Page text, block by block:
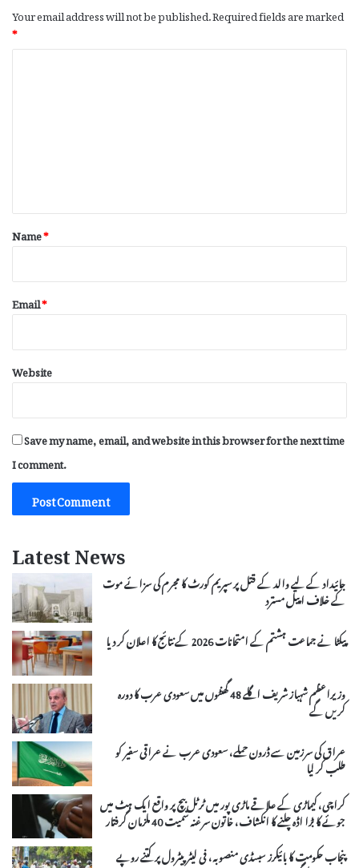
Your email address will not be published.Required fields are marked
*
*
Name*
Email*
Website
Save my name, email, and website in this browser for the next time
I comment.
Latest News
جائیداد کے لیے والد کے قتل پر سپریم کورٹ کا مجرم کی سزائے موت
کے خلاف اپیل مسترد
پیکٹا نے جماعت ہشتم کے امتحانات 2026 کے نتائج کا اعلان کر دیا
وزیراعظم شہباز شریف اگلے 48 گھنٹوں میں سعودی عرب کا دورہ
کریں گے
عراق کی سرزمین سے ڈرون حملے، سعودی عرب نے عراقی سفیر کو
طلب کر لیا
کراچی، کیماڑی کے علاقے ماڑی پور میں ٹرٹل بیچ پر واقع ایک ہٹ میں
جوئے کا بڑا اڈہ چلنے کا انکشاف، خاتون سرغنہ سمیت 40 ملزمان گرفتار
پنجاب حکومت کا بائیکرز سبسڈی منصوبہ، فی لیٹر پیٹرول پر کتنے روپے